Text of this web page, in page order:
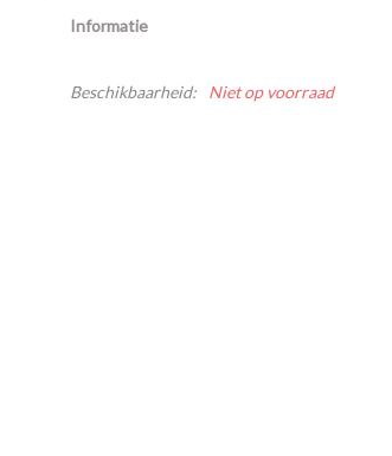
Informatie
Beschikbaarheid: Niet op voorraad